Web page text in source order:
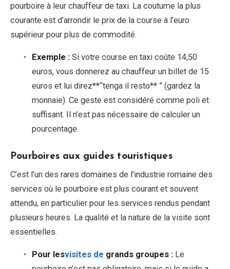
pourboire à leur chauffeur de taxi. La coutume la plus
courante est d’arrondir le prix de la course à l’euro
supérieur pour plus de commodité.
Exemple : Si votre course en taxi coûte 14,50
euros, vous donnerez au chauffeur un billet de 15
euros et lui direz**“tenga il resto** ” (gardez la
monnaie). Ce geste est considéré comme poli et
suffisant. Il n’est pas nécessaire de calculer un
pourcentage.
Pourboires aux guides touristiques
C’est l’un des rares domaines de l’industrie romaine des
services où le pourboire est plus courant et souvent
attendu, en particulier pour les services rendus pendant
plusieurs heures. La qualité et la nature de la visite sont
essentielles.
Pour lesvisites de grands groupes : Le